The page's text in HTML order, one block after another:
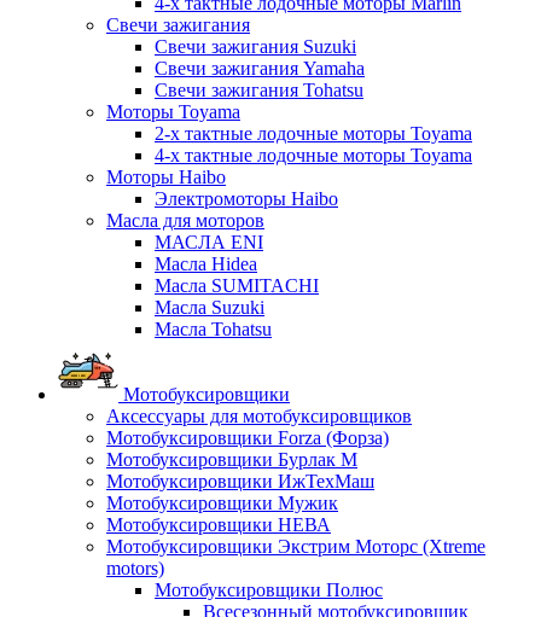
Свечи зажигания
Свечи зажигания Suzuki
Свечи зажигания Yamaha
Свечи зажигания Tohatsu
Моторы Toyama
2-х тактные лодочные моторы Toyama
4-х тактные лодочные моторы Toyama
Моторы Haibo
Электромоторы Haibo
Масла для моторов
МАСЛА ENI
Масла Hidea
Масла SUMITACHI
Масла Suzuki
Масла Tohatsu
Мотобуксировщики
Аксессуары для мотобуксировщиков
Мотобуксировщики Forza (Форза)
Мотобуксировщики Бурлак М
Мотобуксировщики ИжТехМаш
Мотобуксировщики Мужик
Мотобуксировщики НЕВА
Мотобуксировщики Экстрим Моторс (Xtreme
motors)
Мотобуксировщики Полюс
Всесезонный мотобуксировщик